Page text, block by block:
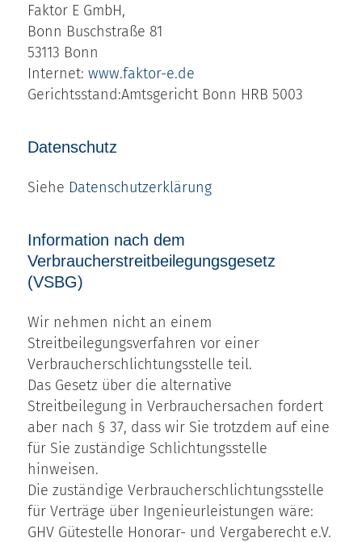
Faktor E GmbH,
Bonn Buschstraße 81
53113 Bonn
Internet:www.faktor-e.de
Gerichtsstand:Amtsgericht Bonn HRB 5003
Datenschutz
Siehe Datenschutzerklärung
Information nach dem
Verbraucherstreitbeilegungsgesetz
(VSBG)
Wir nehmen nicht an einem
Streitbeilegungsverfahren vor einer
Verbraucherschlichtungsstelle teil.
Das Gesetz über die alternative
Streitbeilegung in Verbrauchersachen fordert
aber nach § 37, dass wir Sie trotzdem auf eine
für Sie zuständige Schlichtungsstelle
hinweisen.
Die zuständige Verbraucherschlichtungsstelle
für Verträge über Ingenieurleistungen wäre:
GHV Gütestelle Honorar- und Vergaberecht e.V.